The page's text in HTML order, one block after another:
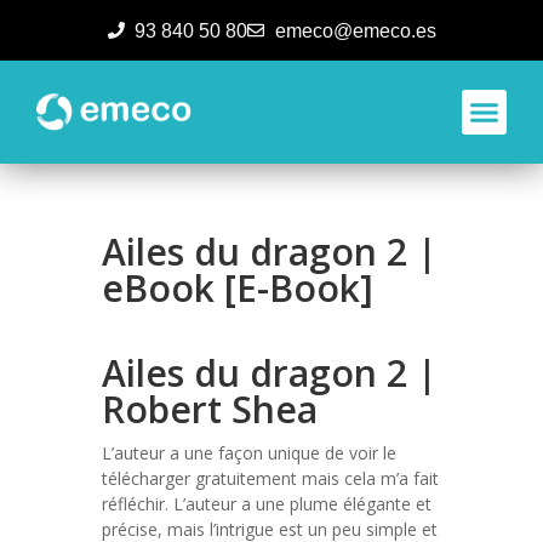
93 840 50 80 emeco@emeco.es
Ailes du dragon 2 |
eBook [E-Book]
Ailes du dragon 2 |
Robert Shea
L’auteur a une façon unique de voir le
télécharger gratuitement mais cela m’a fait
réfléchir. L’auteur a une plume élégante et
précise, mais l’intrigue est un peu simple et